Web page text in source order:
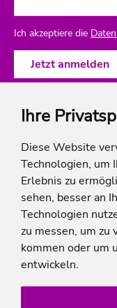
Ihre
Diese Website
Technologien, um
Erlebnis zu
sehen, besser an
Technologien
zu messen, um zu
kommen oder um
entwickeln.
Ich akzeptiere die
ich-will-
Rechtliches
auf die Summe der Preise der
**Streichpreise beziehen sich